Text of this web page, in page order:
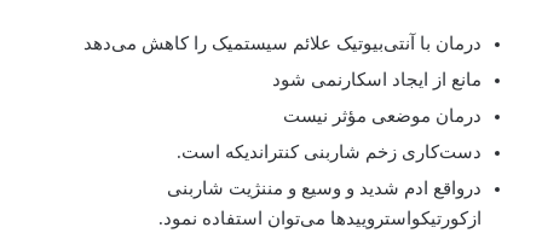
درمان با آنتی‌بیوتیک علائم سیستمیک را کاهش می‌دهد
مانع از ایجاد اسکارنمی شود
درمان موضعی مؤثر نیست
دست‌کاری زخم شاربنی کنتراندیکه است.
درواقع ادم شدید و وسیع و مننژیت شاربنی
ازکورتیکواستروییدها می‌توان استفاده نمود.